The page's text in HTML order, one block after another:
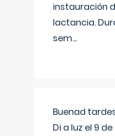
instauración
lactancia.
sem...
Buenad
Di a luz el 9